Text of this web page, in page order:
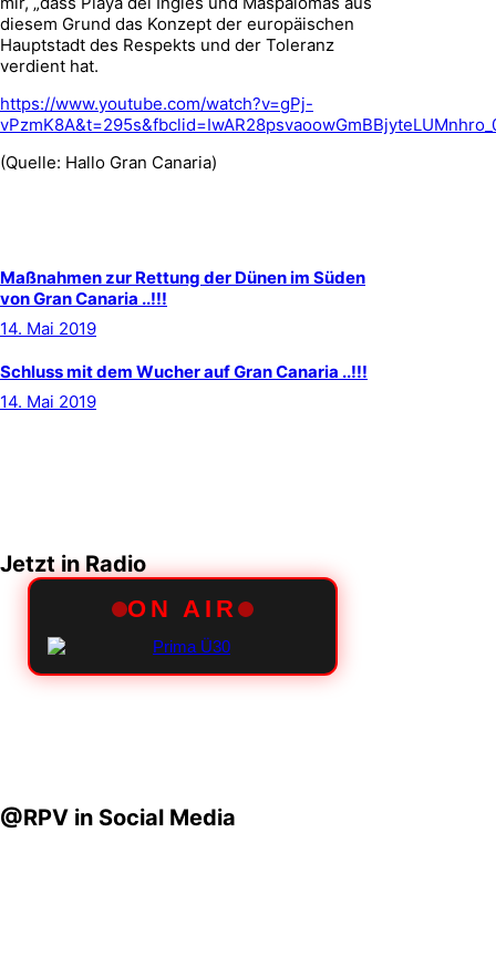
diesem Grund das Konzept der europäischen
Hauptstadt des Respekts und der Toleranz
verdient hat.
https://www.youtube.com/watch?v=gPj-
(Quelle: Hallo Gran Canaria)
Beitragsnavigation
Vorheriger
Beitrag
Maßnahmen zur Rettung der Dünen im Süden
von Gran Canaria ..!!!
14. Mai 2019
Nächster
Beitrag
Schluss mit dem Wucher auf Gran Canaria ..!!!
14. Mai 2019
Jetzt in Radio
@RPV in Social Media